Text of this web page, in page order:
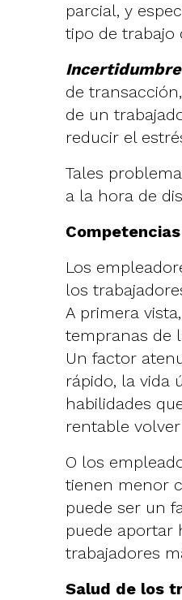
parcial, y
tipo de trabajo
Incertidumbre
de
de un
reducir el
Tales
a la hora de
Los
los
A primera
tempranas de
Un factor
rápido, la vida
habilidades
rentable
O los
tienen menor
puede ser un
puede aportar
trabajadores
Salud de los